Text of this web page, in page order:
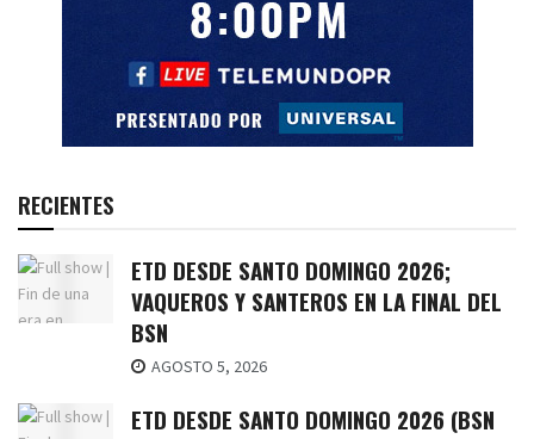
RECIENTES
ETD DESDE SANTO DOMINGO 2026;
VAQUEROS Y SANTEROS EN LA FINAL DEL
BSN
AGOSTO 5, 2026
ETD DESDE SANTO DOMINGO 2026 (BSN